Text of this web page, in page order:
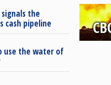
signals the
cash pipeline
use the water of